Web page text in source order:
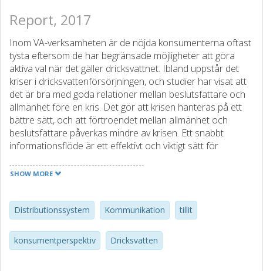
Report, 2017
Inom VA-verksamheten är de nöjda konsumenterna oftast
tysta eftersom de har begränsade möjligheter att göra
aktiva val när det gäller dricksvattnet. Ibland uppstår det
kriser i dricksvattenförsörjningen, och studier har visat att
det är bra med goda relationer mellan beslutsfattare och
allmänhet före en kris. Det gör att krisen hanteras på ett
bättre sätt, och att förtroendet mellan allmänhet och
beslutsfattare påverkas mindre av krisen. Ett snabbt
informationsflöde är ett effektivt och viktigt sätt för
konsekvenserna av ett sjukdomsutbrott, förutsatt att man
konsumenternas förtroende. Tidigare studier av
krishantering har genomförts efter större händelser, som
vattenburna sjukdomsutbrott. En studie i Lilla Edet efter
norovirusutbrottet år 2008 visade att de som upplevde att
SHOW MORE
Distributionssystem Kommunikation tillit
konsumentperspektiv Dricksvatten